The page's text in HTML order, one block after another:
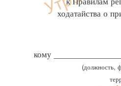
ходатайства о
кому
(должность,